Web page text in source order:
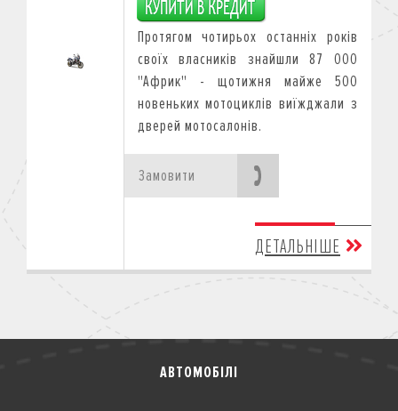
Протягом чотирьох останніх років
своїх власників знайшли 87 000
"Африк" - щотижня майже 500
новеньких мотоциклів виїжджали з
дверей мотосалонів.
Замовити
ДЕТАЛЬНІШЕ
АВТОМОБІЛІ